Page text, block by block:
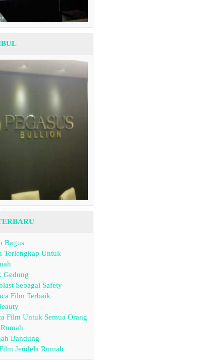
Bagus
Terlengkap Untuk
Gedung
Sebagai Safety
Film Terbaik
Film Untuk Semua Orang
Bandung
Jendela Rumah